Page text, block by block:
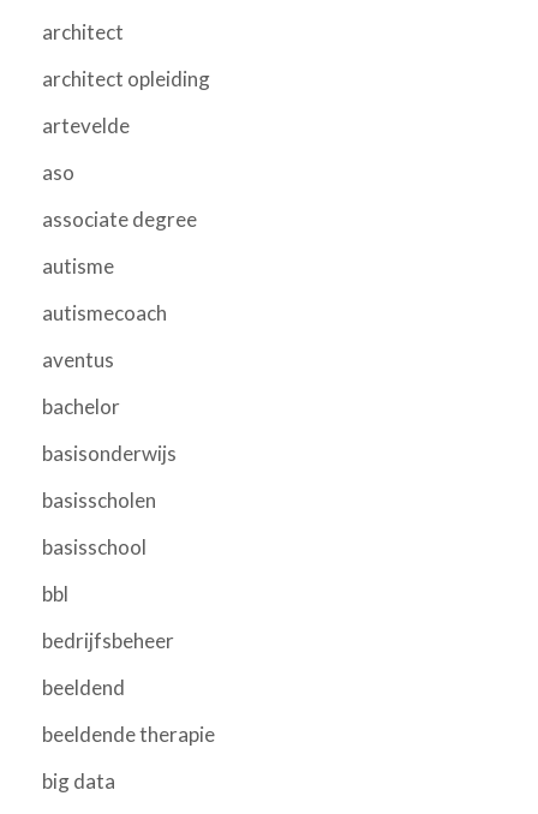
architect
architect opleiding
artevelde
aso
associate degree
autisme
autismecoach
aventus
bachelor
basisonderwijs
basisscholen
basisschool
bbl
bedrijfsbeheer
beeldend
beeldende therapie
big data